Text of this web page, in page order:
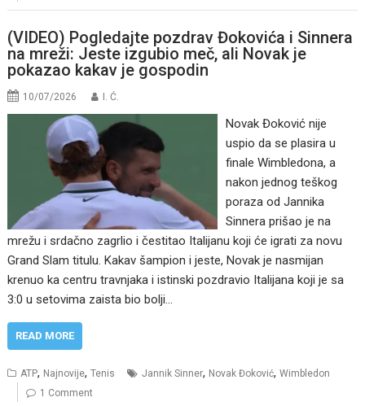
(VIDEO) Pogledajte pozdrav Đokovića i Sinnera
na mreži: Jeste izgubio meč, ali Novak je
pokazao kakav je gospodin
10/07/2026 I. Ć.
Novak Đoković nije
uspio da se plasira u
finale Wimbledona, a
nakon jednog teškog
poraza od Jannika
Sinnera prišao je na
mrežu i srdačno zagrlio i čestitao Italijanu koji će igrati za novu
Grand Slam titulu. Kakav šampion i jeste, Novak je nasmijan
krenuo ka centru travnjaka i istinski pozdravio Italijana koji je sa
3:0 u setovima zaista bio bolji…
READ MORE
ATP, Najnovije,Tenis Jannik Sinner, Novak Đoković,Wimbledon
1 Comment